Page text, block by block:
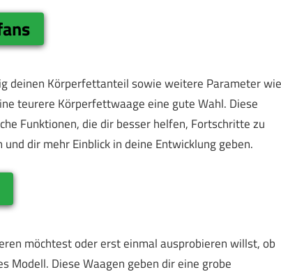
deinen Körperfettanteil sowie weitere Parameter wie
teurere Körperfettwaage eine gute Wahl. Diese
Funktionen, die dir besser helfen, Fortschritte zu
dir mehr Einblick in deine Entwicklung geben.
möchtest oder erst einmal ausprobieren willst, ob
Modell. Diese Waagen geben dir eine grobe